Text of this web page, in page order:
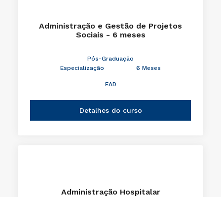
Administração e Gestão de Projetos
Sociais - 6 meses
Pós-Graduação
Especialização
6 Meses
EAD
Detalhes do curso
Administração Hospitalar